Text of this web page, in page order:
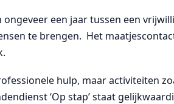
ongeveer een jaar tussen een
te brengen. Het
hulp, maar activiteiten
‘Op stap’ staat